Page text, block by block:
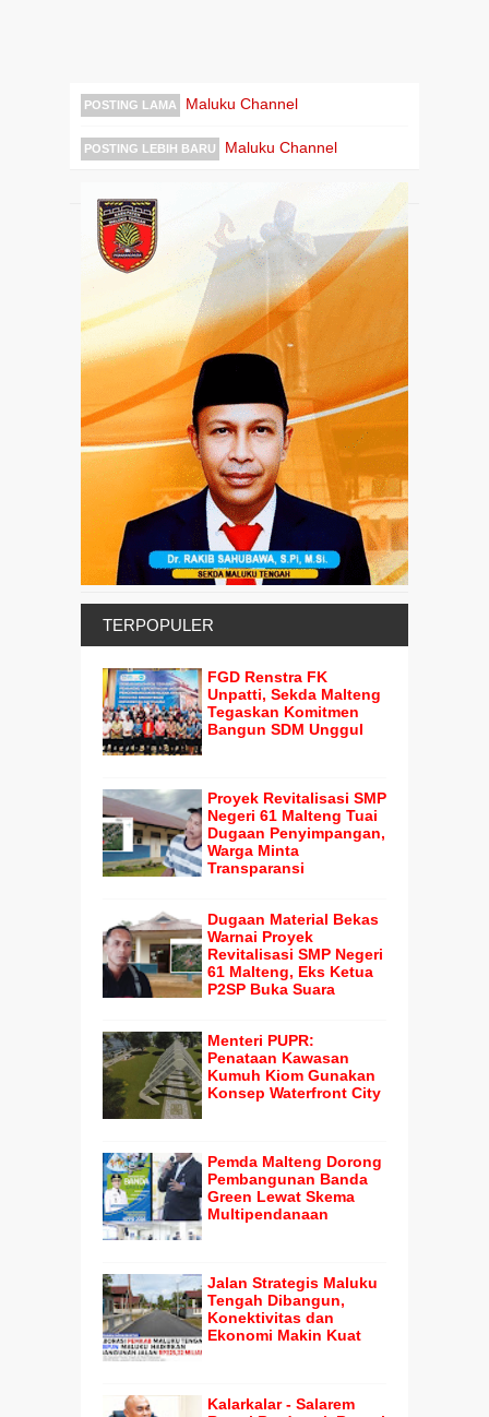
POSTING LAMA Maluku Channel
POSTING LEBIH BARU Maluku Channel
TERPOPULER
FGD Renstra FK
Unpatti, Sekda Malteng
Tegaskan Komitmen
Bangun SDM Unggul
Proyek Revitalisasi SMP
Negeri 61 Malteng Tuai
Dugaan Penyimpangan,
Warga Minta
Transparansi
Dugaan Material Bekas
Warnai Proyek
Revitalisasi SMP Negeri
61 Malteng, Eks Ketua
P2SP Buka Suara
Menteri PUPR:
Penataan Kawasan
Kumuh Kiom Gunakan
Konsep Waterfront City
Pemda Malteng Dorong
Pembangunan Banda
Green Lewat Skema
Multipendanaan
Jalan Strategis Maluku
Tengah Dibangun,
Konektivitas dan
Ekonomi Makin Kuat
Kalarkalar - Salarem